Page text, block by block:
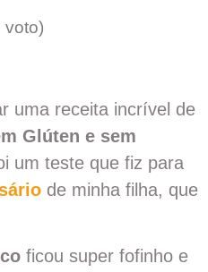
voto)
uma receita incrível de
Glúten e sem
um teste que fiz para
de minha filha, que
ficou super fofinho e